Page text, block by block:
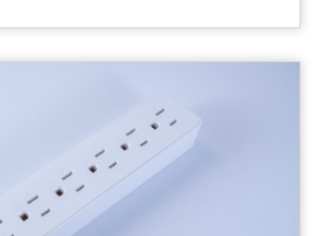
Surge Protect Indicator
,能有效吸收異常電壓脈波,保持電
器用品,延長使用壽命；